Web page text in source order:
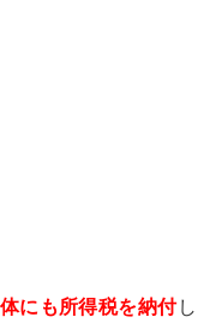
にも所得税を納付し